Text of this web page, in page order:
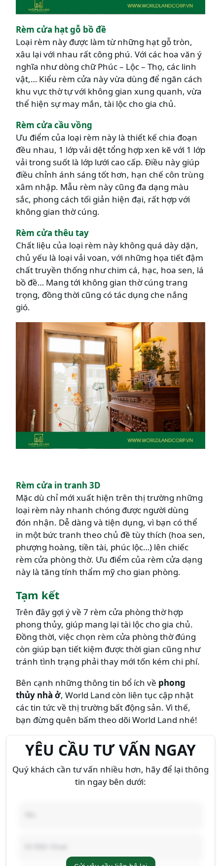
Rèm cửa hạt gỗ bồ đề
Loại rèm này được làm từ những hạt gỗ tròn,
xâu lại với nhau rất công phú. Với các hoa văn ý
nghĩa như dòng chữ Phúc – Lộc – Thọ, các linh
vật,… Kiểu rèm cửa này vừa dùng để ngăn cách
khu vực thờ tự với không gian xung quanh, vừa
thể hiện sự may mắn, tài lộc cho gia chủ.
Rèm cửa cầu vồng
Ưu điểm của loại rèm này là thiết kế chia đoạn
đều nhau, 1 lớp vải dệt tổng hợp xen kẽ với 1 lớp
vải trong suốt là lớp lưới cao cấp. Điều này giúp
điều chỉnh ánh sáng tốt hơn, hạn chế côn trùng
xâm nhập. Mẫu rèm này cũng đa dạng màu
sắc, phong cách tối giản hiện đại, rất hợp với
không gian thờ cúng.
Rèm cửa thêu tay
Chất liệu của loại rèm này không quá dày dặn,
chủ yếu là loại vải voan, với những họa tiết đậm
chất truyền thống như chim cá, hạc, hoa sen, lá
bồ đề… Mang tới không gian thờ cúng trang
trọng, đồng thời cũng có tác dụng che nắng
gió.
Rèm cửa in tranh 3D
Mặc dù chỉ mới xuất hiện trên thị trường những
loại rèm này nhanh chóng được người dùng
đón nhận. Dễ dàng và tiện dụng, vì bạn có thể
in một bức tranh theo chủ đề tùy thích (hoa sen,
phượng hoàng, tiền tài, phúc lộc…) lên chiếc
rèm cửa phòng thờ. Ưu điểm của rèm cửa dạng
này là tăng tính thẩm mỹ cho gian phòng.
Tạm kết
Trên đây gợi ý về 7 rèm cửa phòng thờ hợp
phong thủy, giúp mang lại tài lộc cho gia chủ.
Đồng thời, việc chọn rèm cửa phòng thờ đúng
còn giúp bạn tiết kiệm được thời gian cũng như
tránh tình trạng phải thay mới tốn kém chi phí.
Bên cạnh những thông tin bổ ích về phong
thủy nhà ở, World Land còn liên tục cập nhật
các tin tức về thị trường bất động sản. Vì thế,
bạn đừng quên bấm theo dõi World Land nhé!
YÊU CẦU TƯ VẤN NGAY
Quý khách cần tư vấn nhiều hơn, hãy để lại thông
tin ngay bên dưới: